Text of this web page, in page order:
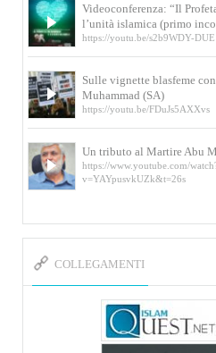
Videoconferenza: “Il
l’unità islamica (primo
https://youtu.be/s2b9WDY-DUE
Sulle vignette blasfeme
Muhammad (SA)
https://youtu.be/FDuJs5AXXvs
Un tributo al Martire Abu
https://www.youtube.com/
v=YAYpusvkUZk&t=26s
L’Abluzione rituale (wudu)
e l’Imam Khomeini
della figlia di un martire
https://www.youtube.com/watch?
v=-5nPSxbf9l0&t=103s
COLLEGAMENTI